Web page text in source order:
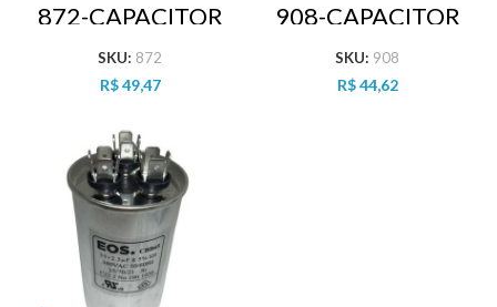
872-CAPACITOR
35+5 MFD 380
VAC DUPLO
SKU: 872
R$49,47
908-CAPACITOR
35+6 MFD 380
VAC DUPLO
SKU: 908
R$44,62